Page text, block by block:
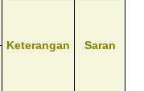
Keterangan
Saran